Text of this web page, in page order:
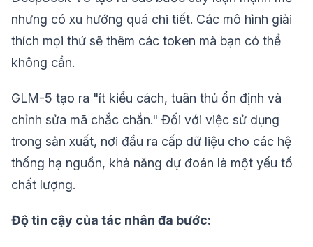
nhưng có xu hướng quá chi tiết. Các mô hình giải
thích mọi thứ sẽ thêm các token mà bạn có thể
không cần.
GLM-5 tạo ra "ít kiểu cách, tuân thủ ổn định và
chỉnh sửa mã chắc chắn." Đối với việc sử dụng
trong sản xuất, nơi đầu ra cấp dữ liệu cho các hệ
thống hạ nguồn, khả năng dự đoán là một yếu tố
chất lượng.
Độ tin cậy của tác nhân đa bước: